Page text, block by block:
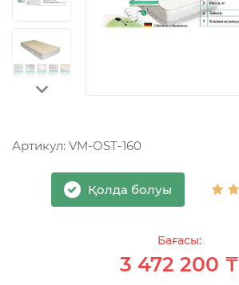
Артикул: VM-OST-160
Қолда болуы
Бағасы:
3 472 200 ₸